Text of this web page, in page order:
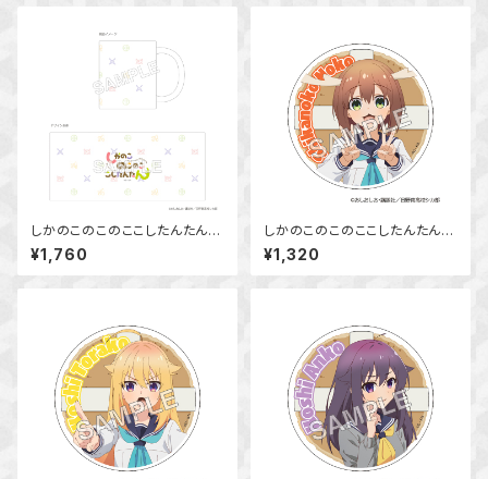
しかのこのこのここしたんたん
マグカップ
¥1,760
しかのこのこのここしたんたん
アクリルコースター 鹿乃子 の
こ
¥1,320